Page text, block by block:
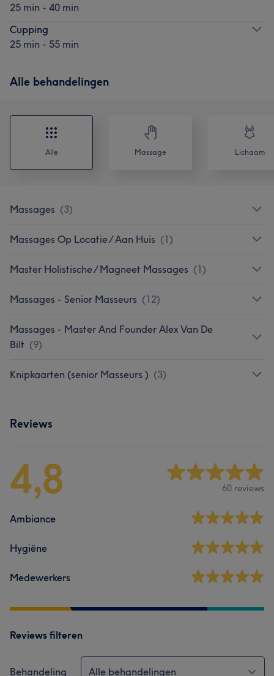
25 min - 40 min
Cupping
25 min - 55 min
Alle behandelingen
Alle Massage Lichaam
Massages (3)
Massages Op Locatie / Aan Huis (1)
Master Holistische / Magneet Massages (1)
Massages - Senior Masseurs (12)
Massages - Master And Founder Alex Van De
Bilt (9)
Knipkaarten (senior Masseurs ) (3)
Reviews
4,8 60 reviews
Ambiance
Hygiëne
Medewerkers
Reviews filteren
Behandeling Alle behandelingen